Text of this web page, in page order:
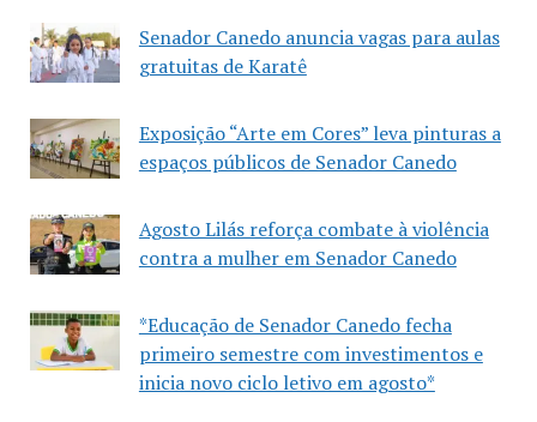
Senador Canedo anuncia vagas para aulas
gratuitas de Karatê
Exposição “Arte em Cores” leva pinturas a
espaços públicos de Senador Canedo
Agosto Lilás reforça combate à violência
contra a mulher em Senador Canedo
*Educação de Senador Canedo fecha
primeiro semestre com investimentos e
inicia novo ciclo letivo em agosto*